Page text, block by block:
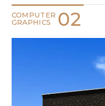
COMPUTER
GRAPHICS
02